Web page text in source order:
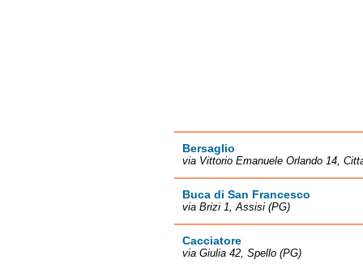
Bersaglio
via Vittorio Emanuele Orlando 14,
Buca di San Francesco
via Brizi 1, Assisi (PG)
Cacciatore
via Giulia 42, Spello (PG)